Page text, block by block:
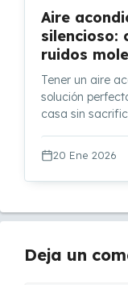
Aire
silencioso:
ruidos
Tener un aire
solución
casa sin
20 Ene 2026
Deja un